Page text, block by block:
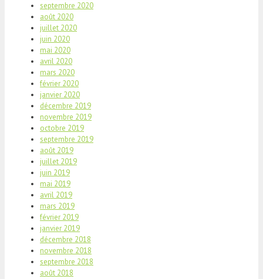
septembre 2020
août 2020
juillet 2020
juin 2020
mai 2020
avril 2020
mars 2020
février 2020
janvier 2020
décembre 2019
novembre 2019
octobre 2019
septembre 2019
août 2019
juillet 2019
juin 2019
mai 2019
avril 2019
mars 2019
février 2019
janvier 2019
décembre 2018
novembre 2018
septembre 2018
août 2018